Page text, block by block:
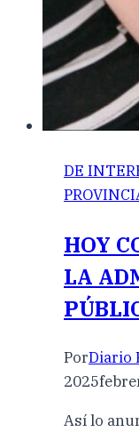
DE
HOY
LA
PorDiario
2025
Así lo